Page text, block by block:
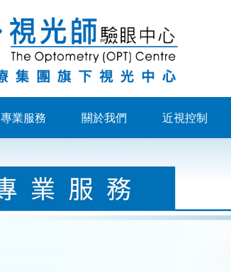
專業服務 關於我們 近視控制